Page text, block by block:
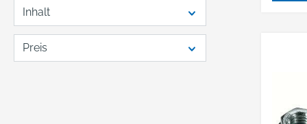
Inhalt
Preis
Lackierung: